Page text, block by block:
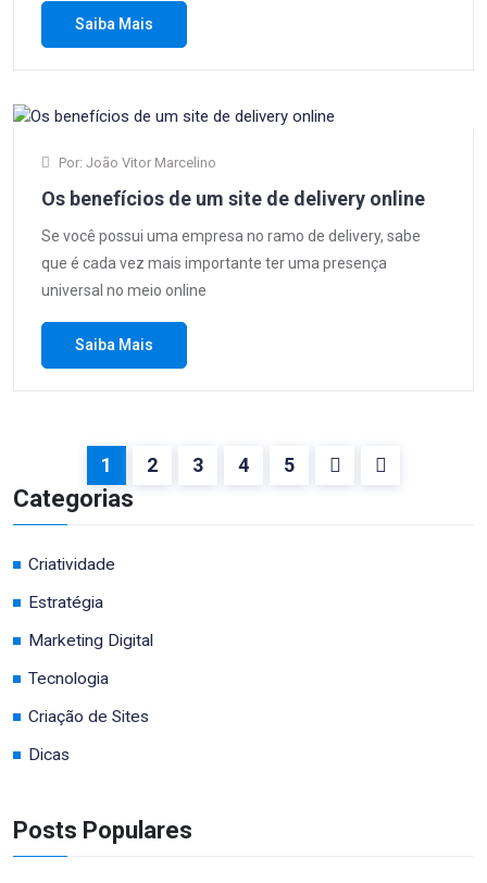
Saiba Mais
Por: João Vitor Marcelino
Os benefícios de um site de delivery online
Se você possui uma empresa no ramo de delivery, sabe
que é cada vez mais importante ter uma presença
universal no meio online
Saiba Mais
1 2 3 4 5
Categorias
Criatividade
Estratégia
Marketing Digital
Tecnologia
Criação de Sites
Dicas
Posts Populares